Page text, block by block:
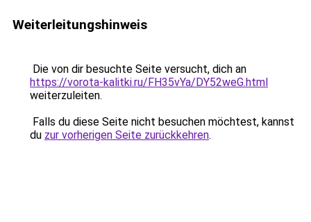
Weiterleitungshinweis
Die von dir besuchte Seite versucht, dich an
https://vorota-kalitki.ru/FH35vYa/DY52weG.html
weiterzuleiten.
Falls du diese Seite nicht besuchen möchtest, kannst
du zur vorherigen Seite zurückkehren.